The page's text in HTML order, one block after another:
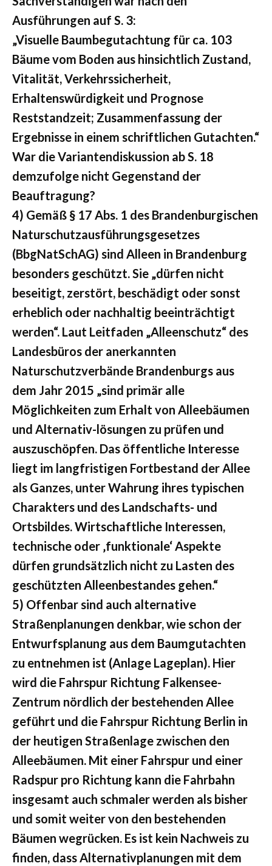
Ausführungen auf S. 3:
„Visuelle Baumbegutachtung für ca. 103
Bäume vom Boden aus hinsichtlich Zustand,
Vitalität, Verkehrssicherheit,
Erhaltenswürdigkeit und Prognose
Reststandzeit; Zusammenfassung der
Ergebnisse in einem schriftlichen Gutachten.“
War die Variantendiskussion ab S. 18
demzufolge nicht Gegenstand der
Beauftragung?
4) Gemäß § 17 Abs. 1 des Brandenburgischen
Naturschutzausführungsgesetzes
(BbgNatSchAG) sind Alleen in Brandenburg
besonders geschützt. Sie „dürfen nicht
beseitigt, zerstört, beschädigt oder sonst
erheblich oder nachhaltig beeinträchtigt
werden“. Laut Leitfaden „Alleenschutz“ des
Landesbüros der anerkannten
Naturschutzverbände Brandenburgs aus
dem Jahr 2015 „sind primär alle
Möglichkeiten zum Erhalt von Alleebäumen
und Alternativ-lösungen zu prüfen und
auszuschöpfen. Das öffentliche Interesse
liegt im langfristigen Fortbestand der Allee
als Ganzes, unter Wahrung ihres typischen
Charakters und des Landschafts- und
Ortsbildes. Wirtschaftliche Interessen,
technische oder ‚funktionale‘ Aspekte
dürfen grundsätzlich nicht zu Lasten des
geschützten Alleenbestandes gehen.“
5) Offenbar sind auch alternative
Straßenplanungen denkbar, wie schon der
Entwurfsplanung aus dem Baumgutachten
zu entnehmen ist (Anlage Lageplan). Hier
wird die Fahrspur Richtung Falkensee-
Zentrum nördlich der bestehenden Allee
geführt und die Fahrspur Richtung Berlin in
der heutigen Straßenlage zwischen den
Alleebäumen. Mit einer Fahrspur und einer
Radspur pro Richtung kann die Fahrbahn
insgesamt auch schmaler werden als bisher
und somit weiter von den bestehenden
Bäumen wegrücken. Es ist kein Nachweis zu
finden, dass Alternativplanungen mit dem